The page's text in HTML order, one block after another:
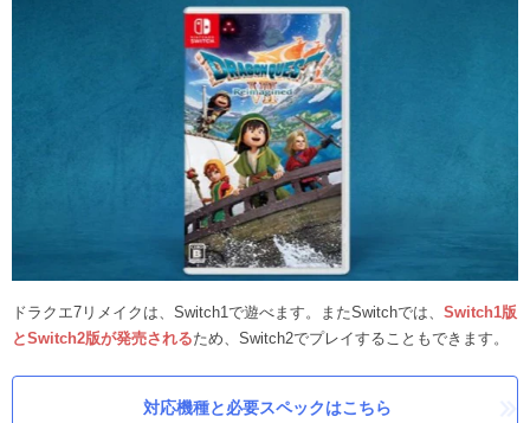
ドラクエ7リメイクは、Switch1で遊べます。またSwitchでは、 Switch1版
とSwitch2版が発売されるため、Switch2でプレイすることもできます。
対応機種と必要スペックはこちら